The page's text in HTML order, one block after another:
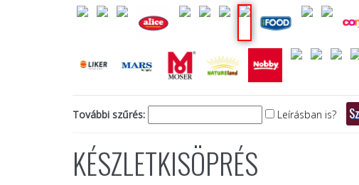
További szűrés: Leírásban is?
KÉSZLETKISÖPRÉS